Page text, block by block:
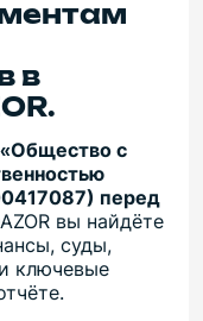
в
с
перед
вы найдёте
суды,
ключевые